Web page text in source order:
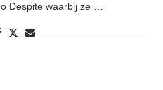
Despite waarbij ze …